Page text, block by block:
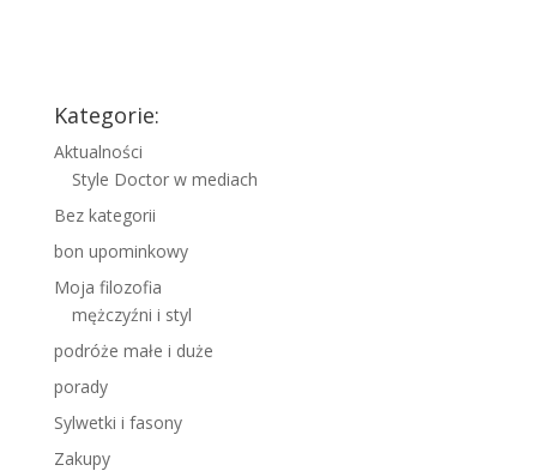
Kategorie:
Aktualności
Style Doctor w mediach
Bez kategorii
bon upominkowy
Moja filozofia
mężczyźni i styl
podróże małe i duże
porady
Sylwetki i fasony
Zakupy